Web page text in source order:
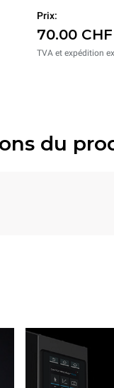
Prix:
70.00 CHF
TVA et expédition
du